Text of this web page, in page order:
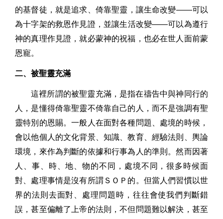
的基督徒，就是追求、倚靠聖靈，讓生命改變——可以
為十字架的救恩作見證，並讓生活改變——可以為遵行
神的真理作見證，就必蒙神的祝福，也必在世人面前蒙
恩寵。
二、被聖靈充滿
這裡所謂的被聖靈充滿，是指在禱告中與神同行的
人，是懂得倚靠聖靈不倚靠自己的人，而不是強調有聖
靈特別的恩賜。一般人在面對各種問題、處境的時候，
會以他個人的文化背景、知識、教育、經驗法則、輿論
環境，來作為判斷的依據和行事為人的準則。然而因著
人、事、時、地、物的不同，處境不同，很多時候面
對、處理事情是沒有所謂ＳＯＰ的。但當人們習慣以世
界的法則去面對、處理問題時，往往會使我們判斷錯
誤，甚至偏離了上帝的法則，不但問題難以解決，甚至